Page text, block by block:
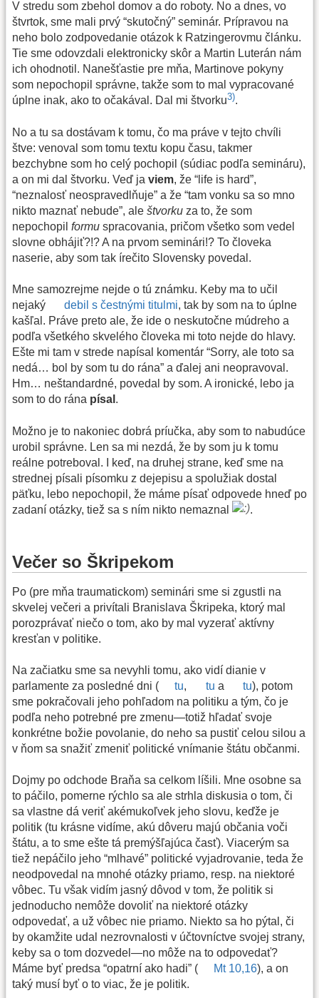
V stredu som zbehol domov a do roboty. No a dnes, vo
štvrtok, sme mali prvý “skutočný” seminár. Prípravou na
neho bolo zodpovedanie otázok k Ratzingerovmu článku.
Tie sme odovzdali elektronicky skôr a Martin Luterán nám
ich ohodnotil. Nanešťastie pre mňa, Martinove pokyny
som nepochopil správne, takže som to mal vypracované
úplne inak, ako to očakával. Dal mi štvorku3).
No a tu sa dostávam k tomu, čo ma práve v tejto chvíli
štve: venoval som tomu textu kopu času, takmer
bezchybne som ho celý pochopil (súdiac podľa semináru),
a on mi dal štvorku. Veď ja viem, že “life is hard”,
“neznalosť neospravedlňuje” a že “tam vonku sa so mno
nikto maznať nebude”, ale štvorku za to, že som
nepochopil formu spracovania, pričom všetko som vedel
slovne obhájiť?!? A na prvom seminári!? To človeka
naserie, aby som tak írečito Slovensky povedal.
Mne samozrejme nejde o tú známku. Keby ma to učil
nejaký
debil s čestnými titulmi, tak by som na to úplne
kašľal. Práve preto ale, že ide o neskutočne múdreho a
podľa všetkého skvelého človeka mi toto nejde do hlavy.
Ešte mi tam v strede napísal komentár “Sorry, ale toto sa
nedá… bol by som tu do rána” a ďalej ani neopravoval.
Hm… neštandardné, povedal by som. A ironické, lebo ja
som to do rána písal .
Možno je to nakoniec dobrá príučka, aby som to nabudúce
urobil správne. Len sa mi nezdá, že by som ju k tomu
reálne potreboval. I keď, na druhej strane, keď sme na
strednej písali písomku z dejepisu a spolužiak dostal
päťku, lebo nepochopil, že máme písať odpovede hneď po
zadaní otázky, tiež sa s ním nikto nemaznal
.
Večer so Škripekom
Po (pre mňa traumatickom) seminári sme si zgustli na
skvelej večeri a privítali Branislava Škripeka, ktorý mal
porozprávať niečo o tom, ako by mal vyzerať aktívny
kresťan v politike.
Na začiatku sme sa nevyhli tomu, ako vidí dianie v
parlamente za posledné dni (
tu, tu a tu), potom
sme pokračovali jeho pohľadom na politiku a tým, čo je
podľa neho potrebné pre zmenu—totiž hľadať svoje
konkrétne božie povolanie, do neho sa pustiť celou silou a
v ňom sa snažiť zmeniť politické vnímanie štátu občanmi.
Dojmy po odchode Braňa sa celkom líšili. Mne osobne sa
to páčilo, pomerne rýchlo sa ale strhla diskusia o tom, či
sa vlastne dá veriť akémukoľvek jeho slovu, keďže je
politik (tu krásne vidíme, akú dôveru majú občania voči
štátu, a to sme ešte tá premýšľajúca časť). Viacerým sa
tiež nepáčilo jeho “mlhavé” politické vyjadrovanie, teda že
neodpovedal na mnohé otázky priamo, resp. na niektoré
vôbec. Tu však vidím jasný dôvod v tom, že politik si
jednoducho nemôže dovoliť na niektoré otázky
odpovedať, a už vôbec nie priamo. Niekto sa ho pýtal, či
by okamžite udal nezrovnalosti v účtovníctve svojej strany,
keby sa o tom dozvedel—no môže na to odpovedať?
Máme byť predsa “opatrní ako hadi” (
Mt 10,16), a on
taký musí byť o to viac, že je politik.